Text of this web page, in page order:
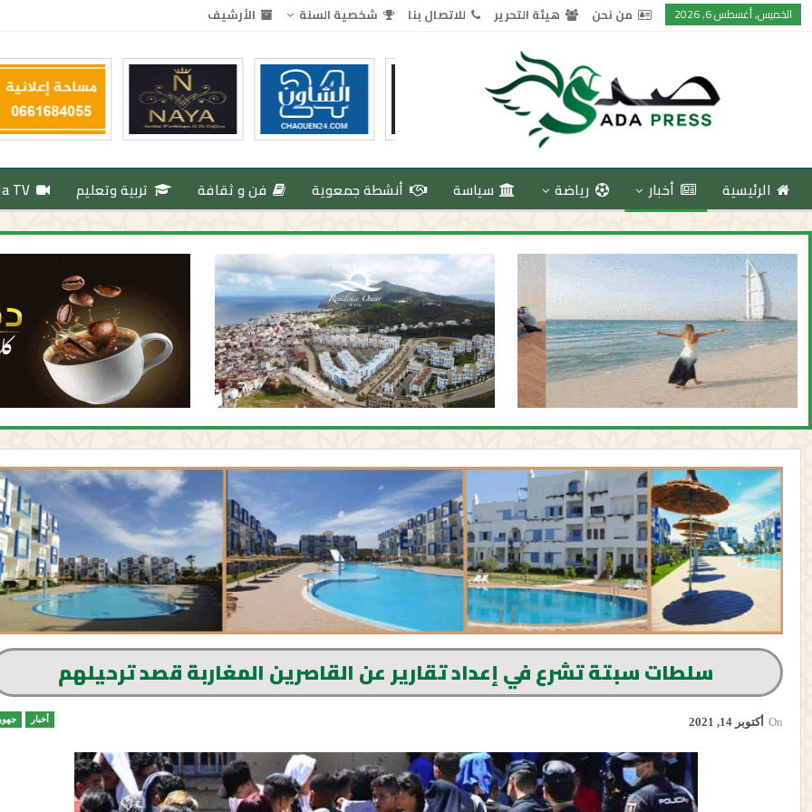
الخميس, أغسطس 6, 2026 من نحن هيئة التحرير للاتصال بنا شخصية السنة الأرشيف
الرئيسية أخبار رياضة سياسة أنشطة جمعوية فن و ثقافة تربية وتعليم TV
سلطات سبتة تشرع في إعداد تقارير عن القاصرين المغاربة قصد ترحيلهم
أخبار On أكتوبر 14, 2021